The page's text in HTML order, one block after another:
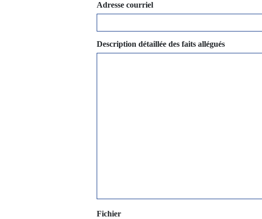
Adresse courriel
Description détaillée des faits allégués
Fichier